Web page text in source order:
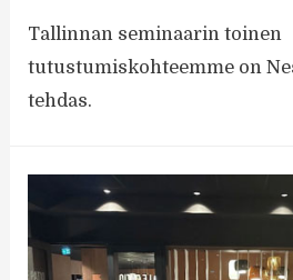
Tallinnan seminaarin toinen
tutustumiskohteemme on
tehdas.